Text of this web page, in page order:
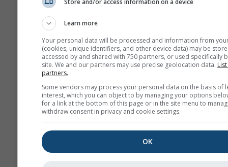
gibt es tägliche
Minimal-, Maximal- und
Durchschnittswerte. Für
Aggregationen.
Wir bieten auch
Kauf an. Bitte
für weitere
Store and/or access information on a device
Learn more
Your personal data will be processed and information from
(cookies, unique identifiers, and other device data) may be
accessed by and shared with 750 partners, or used specifically
site. We and our partners may use precise geolocation data.
partners.
Some vendors may process your personal data on the basis of
interest, which you can object to by managing your options
for a link at the bottom of this page or in the site menu to
withdraw consent in privacy and cookie settings.
OK